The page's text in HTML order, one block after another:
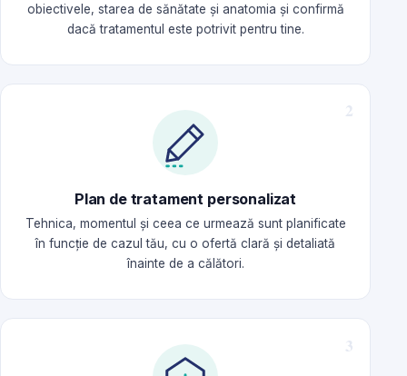
obiectivele, starea de sănătate și anatomia și confirmă
dacă tratamentul este potrivit pentru tine.
Plan de tratament personalizat
Tehnica, momentul și ceea ce urmează sunt planificate
în funcție de cazul tău, cu o ofertă clară și detaliată
înainte de a călători.